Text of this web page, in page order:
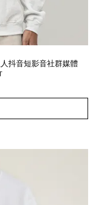
人抖音短影音社群媒體